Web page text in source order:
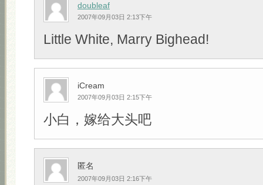
doubleaf
2007年09月03日 2:13下午
Little White, Marry Bighead!
iCream
2007年09月03日 2:15下午
小白，嫁给大头吧
匿名
2007年09月03日 2:16下午